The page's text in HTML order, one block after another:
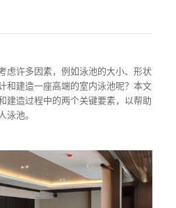
虑许多因素，例如泳池的大小、形状
和建造一座高端的室内泳池呢？本文
建造过程中的两个关键要素，以帮助
池。